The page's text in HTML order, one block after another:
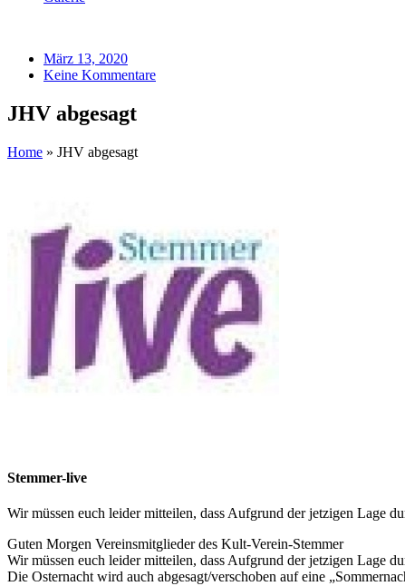
März 13, 2020
Keine Kommentare
JHV abgesagt
Home » JHV abgesagt
Stemmer-live
Wir müssen euch leider mitteilen, dass Aufgrund der jetzigen Lage
Guten Morgen Vereinsmitglieder des Kult-Verein-Stemmer
Wir müssen euch leider mitteilen, dass Aufgrund der jetzigen Lage
Die Osternacht wird auch abgesagt/verschoben auf eine